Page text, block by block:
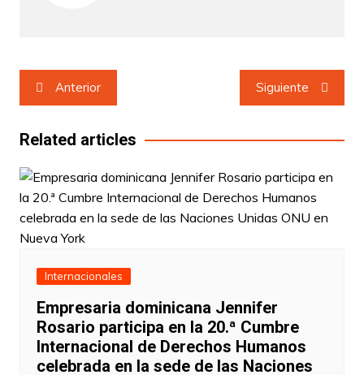
Navegación
de
entradas
Anterior Siguiente
Related articles
Internacionales
Empresaria dominicana Jennifer
Rosario participa en la 20.ª Cumbre
Internacional de Derechos Humanos
celebrada en la sede de las Naciones